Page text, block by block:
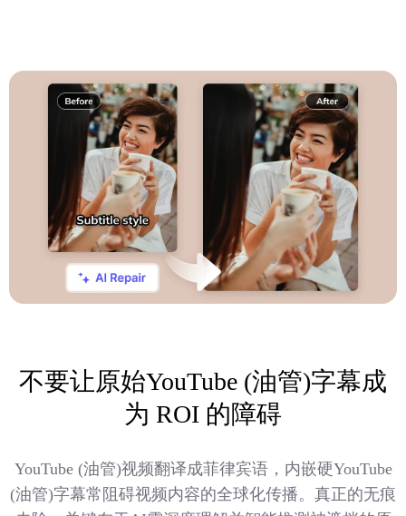
不要让原始YouTube (油管)字幕成
为 ROI 的障碍
YouTube (油管)视频翻译成菲律宾语，内嵌硬YouTube
(油管)字幕常阻碍视频内容的全球化传播。真正的无痕